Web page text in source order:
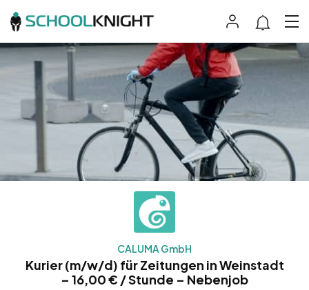
CALUMA GmbH
Kurier (m/w/d) für Zeitungen in Weinstadt
– 16,00 € / Stunde – Nebenjob